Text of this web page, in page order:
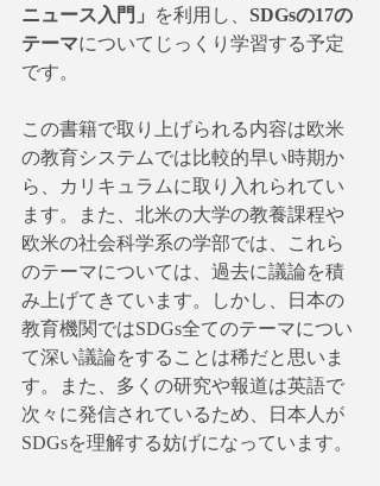
ニュース入門」
を利用し、 SDGsの17の
テーマについてじっくり学習する予定
です。
この書籍で取り上げられる内容は欧米
の教育システムでは比較的早い時期か
ら、カリキュラムに取り入れられてい
ます。また、北米の大学の教養課程や
欧米の社会科学系の学部では、これら
のテーマについては、過去に議論を積
み上げてきています。しかし、日本の
教育機関ではSDGs全てのテーマについ
て深い議論をすることは稀だと思いま
す。また、多くの研究や報道は英語で
次々に発信されているため、日本人が
SDGsを理解する妨げになっています。